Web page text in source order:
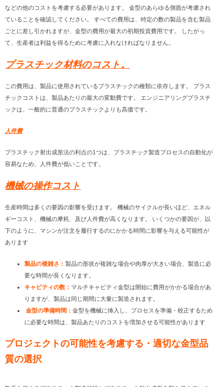
などの他のコストを考慮する必要があります。 金型のあらゆる側面が考慮され
ていることを確認してください。 すべての費用は、特定の数の製品を含む製品
ごとに差し引かれますが、金型の費用が最大の初期投資費用です。 したがっ
て、生産者は利益を得るために考慮に入れなければなりません。
プラスチック材料のコスト。
この費用は、製品に使用されているプラ​​スチックの種類に依存します。 プラス
チックコストは、製品あたりの最大の変動費です。 エンジニアリングプラスチ
ックは、一般的に普通のプラスチックよりも高価です。
人件費
プラスチック射出成形法の利点の1つは、プラスチック製造プロセスの自動化が
容易なため、人件費が低いことです。
機械の操作コスト
生産時間は多くの要因の影響を受けます。 機械のサイクルが長いほど、エネル
ギーコスト、機械の摩耗、及び人件費が高くなります。 いくつかの要因が、以
下のように、マシンが注文を履行するのにかかる時間に影響を与える可能性が
あります
製品の複雑さ： 製品の形状が複雑な場合や肉厚が大きい場合、製造に必
要な時間が長くなります。
キャビティの数： マルチキャビティ金型は開始に費用がかかる場合があ
りますが、製品は同じ期間に大量に製造されます。
金型の準備時間： 金型を機械に挿入し、プロセスを準備・校正するため
に必要な時間は、製品あたりのコストを増加させる可能性があります
プロジェクトの可能性を考慮する・適切な金型品
質の選択